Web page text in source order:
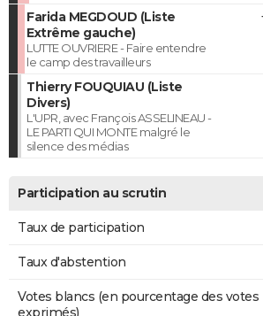
Farida MEGDOUD (Liste
Extrême gauche)
LUTTE OUVRIERE - Faire entendre
le camp des travailleurs
Thierry FOUQUIAU (Liste
Divers)
L'UPR, avec François ASSELINEAU -
LE PARTI QUI MONTE malgré le
silence des médias
Participation au scrutin
Taux de participation
Taux d'abstention
Votes blancs (en pourcentage des votes
exprimés)